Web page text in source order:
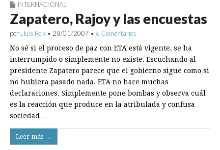
INTERNACIONAL
Zapatero, Rajoy y las encuestas
por Lluís Foix • 28/01/2007 • 6 Comentarios
No sé si el proceso de paz con ETA está vigente, se ha
interrumpido o simplemente no existe. Escuchando al
presidente Zapatero parece que el gobierno sigue como si
no hubiera pasado nada. ETA no hace muchas
declaraciones. Simplemente pone bombas y observa cuál
es la reacción que produce en la atribulada y confusa
sociedad…
Leer más →